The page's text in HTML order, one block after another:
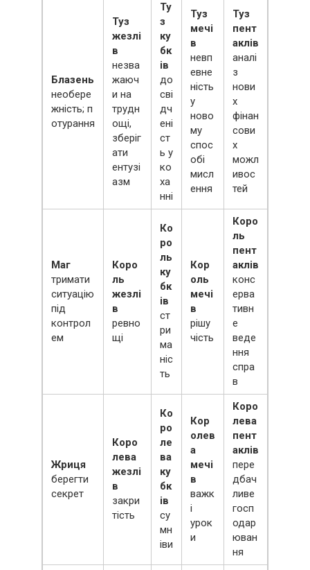
Блазень
необере
жність; п
отурання
Туз
жезлі
в
незва
жаюч
и на
трудн
ощі,
зберіг
ати
ентузі
азм
Ту
з
ку
бк
ів
до
сві
дч
ені
ст
ь у
ко
ха
нні
Туз
мечі
в
невп
евне
ність
у
ново
му
спос
обі
мисл
ення
Туз
пент
аклів
аналі
з
нови
х
фінан
сови
х
можл
ивос
тей
Маг
тримати
ситуацію
під
контрол
ем
Коро
ль
жезлі
в
ревно
щі
Ко
ро
ль
ку
бк
ів
ст
ри
ма
ніс
ть
Кор
оль
мечі
в
рішу
чість
Коро
ль
пент
аклів
конс
ерва
тивн
е
веде
ння
спра
в
Жриця
берегти
секрет
Коро
лева
жезлі
в
закри
тість
Ко
ро
ле
ва
ку
бк
ів
су
мн
іви
Кор
олев
а
мечі
в
важк
і
урок
и
Коро
лева
пент
аклів
пере
дбач
ливе
госп
одар
юван
ня